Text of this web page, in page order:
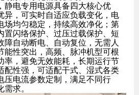
静电专用电源具备四大核心优
异，可实时自适应负载变化，电
场均匀稳定，持续高效净化；第
置闪络保护、过压过载保护、短
障自动断电、自动复位，无需人
能性突出，高频、脉冲机型可根
率，避免无效能耗，长期运行节
配性强，可适配干式、湿式各类
压电流参数定制，满足不同行
求。